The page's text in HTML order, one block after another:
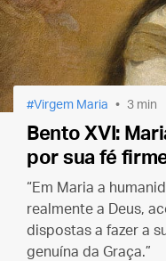
Virgem Maria 3 min
Bento XVI:
por sua fé
“Em Maria a
realmente a Deus,
dispostas a fazer a
genuína da Graça.”